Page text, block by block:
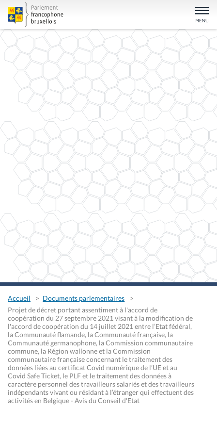
Accueil
Documents parlementaires
Projet de décret portant assentiment à l'accord de
coopération du 27 septembre 2021 visant à la modification de
l'accord de coopération du 14 juillet 2021 entre l’Etat fédéral,
la Communauté flamande, la Communauté française, la
Communauté germanophone, la Commission communautaire
commune, la Région wallonne et la Commission
communautaire française concernant le traitement des
données liées au certificat Covid numérique de l’UE et au
Covid Safe Ticket, le PLF et le traitement des données à
caractère personnel des travailleurs salariés et des travailleurs
indépendants vivant ou résidant à l’étranger qui effectuent des
activités en Belgique - Avis du Conseil d'Etat